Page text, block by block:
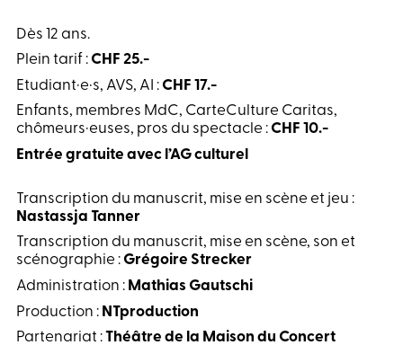
Dès 12 ans.
Plein tarif : CHF 25.-
Etudiant·e·s, AVS, AI : CHF 17.-
Enfants, membres MdC, CarteCulture Caritas,
chômeurs·euses, pros du spectacle : CHF 10.-
Entrée gratuite avec l’AG culturel
Transcription du manuscrit, mise en scène et jeu :
Nastassja Tanner
Transcription du manuscrit, mise en scène, son et
scénographie : Grégoire Strecker
Administration : Mathias Gautschi
Production : NTproduction
Partenariat :Théâtre de la Maison du Concert